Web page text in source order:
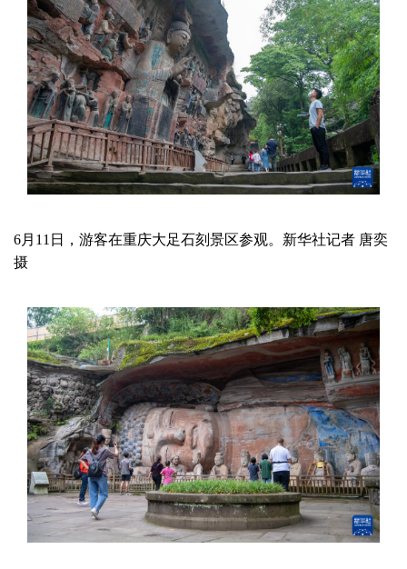
6月11日，游客在重庆大足石刻景区参观。新华社记者 唐奕
摄